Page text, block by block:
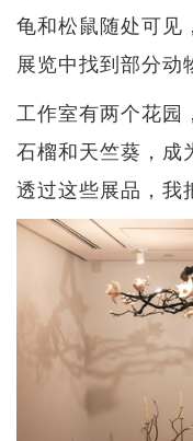
龟和松鼠随处可见
展览中找到部分动
工作室有两个花园
石榴和天竺葵，成
透过这些展品，我